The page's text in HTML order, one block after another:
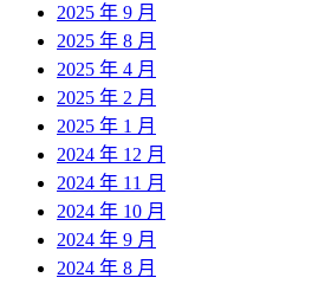
2025 年 9 月
2025 年 8 月
2025 年 4 月
2025 年 2 月
2025 年 1 月
2024 年 12 月
2024 年 11 月
2024 年 10 月
2024 年 9 月
2024 年 8 月